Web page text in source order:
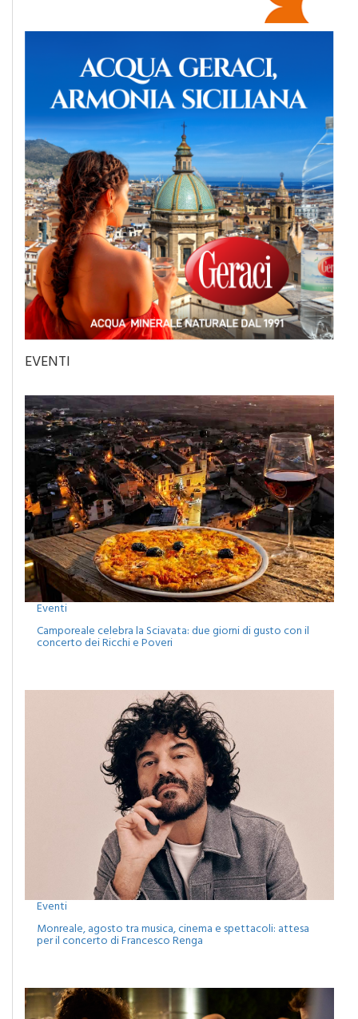
EVENTI
Eventi
Camporeale celebra la Sciavata: due giorni di gusto con il
concerto dei Ricchi e Poveri
Eventi
Monreale, agosto tra musica, cinema e spettacoli: attesa
per il concerto di Francesco Renga